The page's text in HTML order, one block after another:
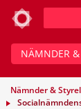
NÄMNDER &
Nämnder &